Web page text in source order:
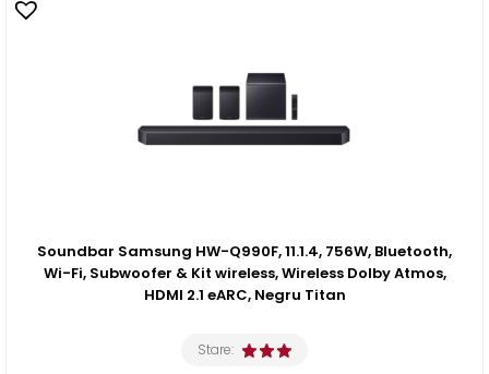
Soundbar Samsung HW-Q990F, 11.1.4, 756W, Bluetooth,
Wi-Fi, Subwoofer & Kit wireless, Wireless Dolby Atmos,
HDMI 2.1 eARC, Negru Titan
Stare: